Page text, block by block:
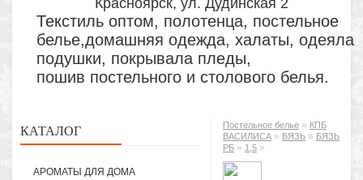
Красноярск, ул. Дудинская 2
Текстиль оптом, полотенца, постельное
белье,домашняя одежда, халаты, одеяла
подушки, покрывала пледы,
пошив постельного и столового белья.
КАТАЛОГ
АРОМАТЫ ДЛЯ ДОМА
Постельное белье » КПБ
ВАСИЛИСА » БЯЗЬ » БЯЗЬ
РБ » 1,5 »